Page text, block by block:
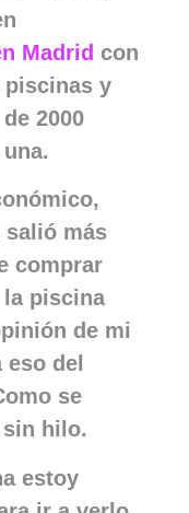
Madrid con
piscinas y
2000
salió más
comprar
piscina
de mi
del
se
hilo.
estoy